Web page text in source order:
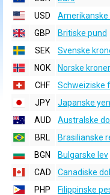
USD
Amerikanske
GBP
Britiske pund
SEK
Svenske
NOK
Norske kroner
CHF
Schweiziske
JPY
Japanske yen
AUD
Australske
BRL
Brasilianske
BGN
Bulgarske lev
CAD
Canadiske
PHP
Filippinske